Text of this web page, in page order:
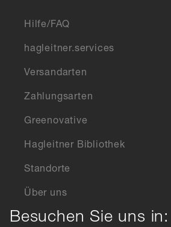
Hilfe/FAQ
hagleitner.services
Versandarten
Zahlungsarten
Greenovative
Hagleitner Bibliothek
Standorte
Über uns
Besuchen Sie uns in: